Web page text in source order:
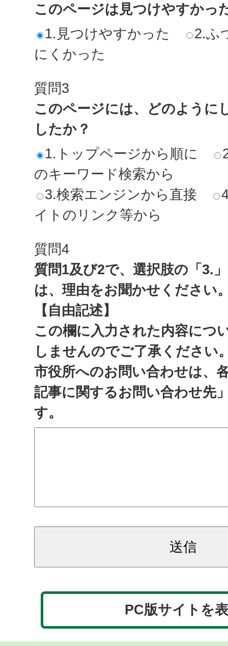
このページは見つけやすかっ
1.見つけやすかった
2.ふ
にくかった
質問3
このページには、どのように
したか？
1.トップページから順に
のキーワード検索から
3.検索エンジンから直接
イトのリンク等から
質問4
質問1及び2で、選択肢の「3.
は、理由をお聞かせください
【自由記述】
この欄に入力された内容につ
しませんのでご了承ください
市役所へのお問い合わせは、
記事に関するお問い合わせ先
す。
PC版サイトを